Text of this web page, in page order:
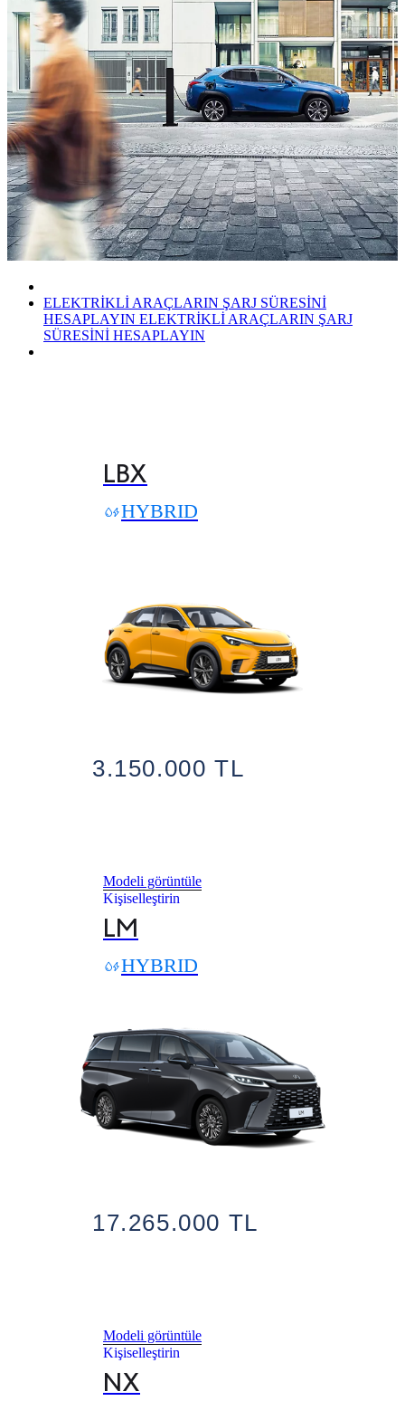
ELEKTRİKLİ ARAÇLARIN ŞARJ SÜRESİNİ
HESAPLAYIN ELEKTRİKLİ ARAÇLARIN ŞARJ
SÜRESİNİ HESAPLAYIN
LBX
HYBRID
3.150.000 TL
Modeli görüntüle
Kişiselleştirin
LM
HYBRID
17.265.000 TL
Modeli görüntüle
Kişiselleştirin
NX